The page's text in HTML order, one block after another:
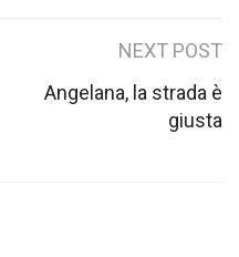
NEXT POST
Angelana, la strada è
giusta